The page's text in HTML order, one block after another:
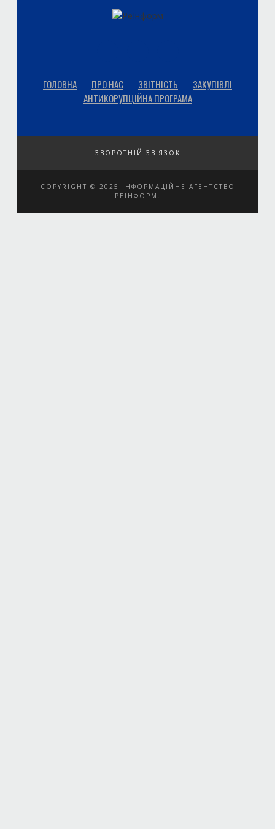
ГОЛОВНА ПРО НАС ЗВІТНІСТЬ
ЗАКУПІВЛІ
АНТИКОРУПЦІЙНА ПРОГРАМА
ЗВОРОТНІЙ ЗВ'ЯЗОК
COPYRIGHT © 2025 ІНФОРМАЦІЙНЕ АГЕНТСТВО
РЕІНФОРМ.